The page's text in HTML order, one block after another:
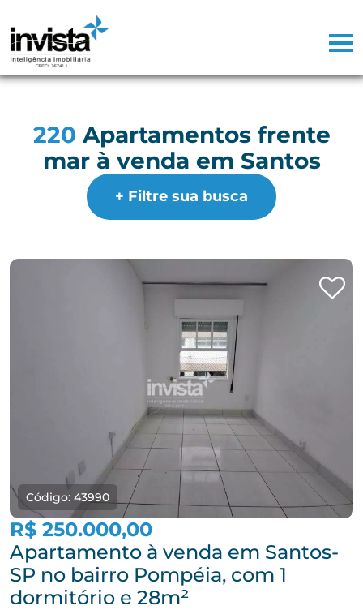
220 Apartamentos frente
mar à venda em Santos
+ Filtre sua busca
Código: 43990
R$ 250.000,00
Apartamento à venda em Santos-
SP no bairro Pompéia, com 1
dormitório e 28m²